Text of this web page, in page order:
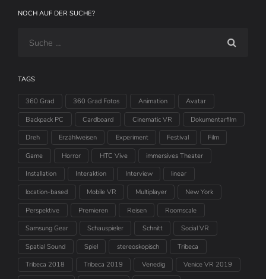
NOCH AUF DER SUCHE?
TAGS
360 Grad 360 Grad Fotos Animation Avatar
Backpack PC Cardboard Cinematic VR Dokumentarfilm
Dreh Erzählweisen Experiment Festival Film
Game Horror HTC Vive immersives Theater
Installation Interaktion Interview linear
location-based Mobile VR Multiplayer New York
Perspektive Premieren Reisen Roomscale
Samsung Gear Schauspieler Schnitt Social VR
Spatial Sound Spiel stereoskopisch Tribeca
Tribeca 2018 Tribeca 2019 Venedig Venice VR 2019